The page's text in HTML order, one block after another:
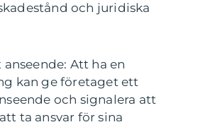
och juridiska
Att ha en
kan ge företaget ett
och signalera att
ta ansvar för sina